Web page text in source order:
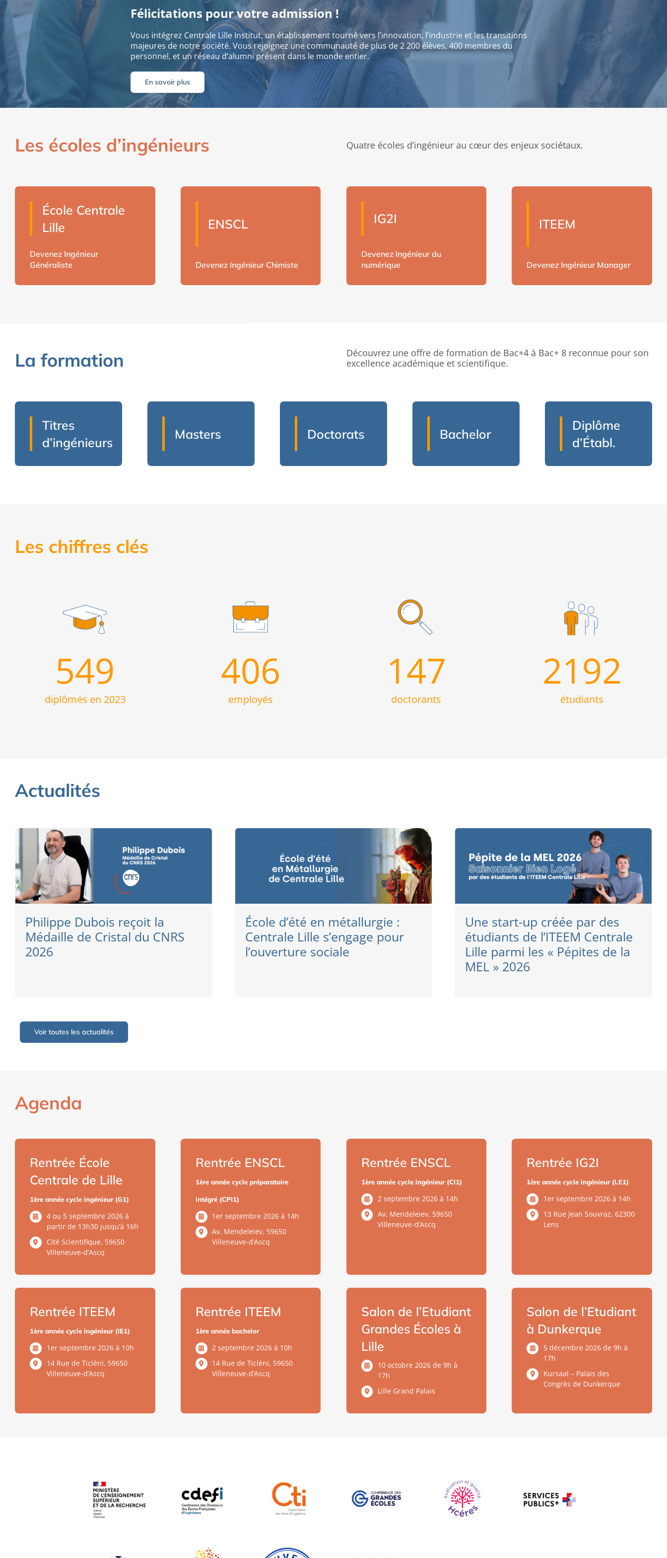
Félicitations pour votre admission !
Vous intégrez Centrale Lille Institut, un établissement tourné vers l’innovation, l’industrie et les transitions
majeures de notre société. Vous rejoignez une communauté de plus de 2 200 élèves, 400 membres du
personnel, et un réseau d’alumni présent dans le monde entier.
En savoir plus
Les écoles d’ingénieurs Quatre écoles d’ingénieur au cœur des enjeux sociétaux.
École Centrale
Lille
Devenez Ingénieur
Généraliste
ENSCL
Devenez Ingénieur Chimiste
IG2I
Devenez Ingénieur du
numérique
ITEEM
Devenez Ingénieur Manager
La formation
Découvrez une offre de formation de Bac+4 à Bac+ 8 reconnue pour son
excellence académique et scientifique.
Titres
d’ingénieurs
Masters Doctorats Bachelor
Diplôme
d’Établ.
Les chiffres clés
549
diplômés en 2023
406
employés
147
doctorants
2192
étudiants
Actualités
Philippe Dubois reçoit la
Médaille de Cristal du CNRS
2026
École d’été en métallurgie :
Centrale Lille s’engage pour
l’ouverture sociale
Une start-up créée par des
étudiants de l’ITEEM Centrale
Lille parmi les « Pépites de la
MEL » 2026
Voir toutes les actualités
Agenda
Rentrée École
Centrale de Lille
1ère année cycle ingénieur (G1)
4 ou 5 septembre 2026 à
partir de 13h30 jusqu’à 16h
Cité Scientifique, 59650
Villeneuve-d’Ascq
Rentrée ENSCL
1ère année cycle préparatoire
intégré (CPI1)
1er septembre 2026 à 14h
Av. Mendeleiev, 59650
Villeneuve-d’Ascq
Rentrée ENSCL
1ère année cycle ingénieur (CI1)
2 septembre 2026 à 14h
Av. Mendeleiev, 59650
Villeneuve-d’Ascq
Rentrée IG2I
1ère année cycle ingénieur (LE1)
1er septembre 2026 à 14h
13 Rue Jean Souvraz, 62300
Lens
Rentrée ITEEM
1ère année cycle ingénieur (IE1)
1er septembre 2026 à 10h
14 Rue de Ticléni, 59650
Villeneuve-d’Ascq
Rentrée ITEEM
1ère année bachelor
2 septembre 2026 à 10h
14 Rue de Ticléni, 59650
Villeneuve-d’Ascq
Salon de l’Etudiant
Grandes Écoles à
Lille
10 octobre 2026 de 9h à
17h
Lille Grand Palais
Salon de l’Etudiant
à Dunkerque
5 décembre 2026 de 9h à
17h
Kursaal – Palais des
Congrès de Dunkerque